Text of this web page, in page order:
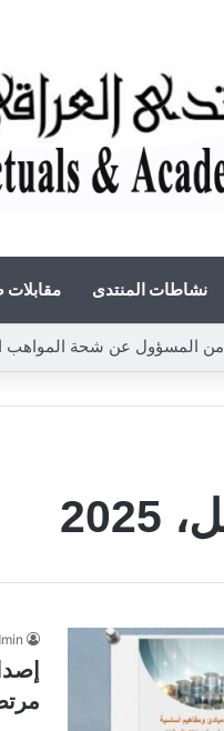
نشاطات المنتدى
من المسؤول عن شحة المواهب